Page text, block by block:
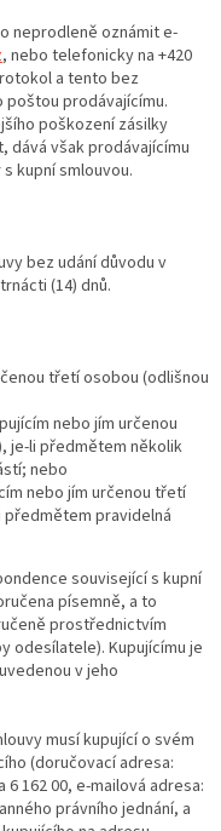
neprodleně oznámit e-
, nebo telefonicky na +420
a tento bez
poštou prodávajícímu.
poškození zásilky
dává však prodávajícímu
kupní smlouvou.
bez udání důvodu v
(14) dnů.
třetí osobou (odlišnou
nebo jím určenou
je-li předmětem několik
nebo
nebo jím určenou třetí
pravidelná
související s kupní
písemně, a to
prostřednictvím
odesílatele). Kupujícímu je
v jeho
musí kupující o svém
(doručovací adresa:
6 162 00, e-mailová adresa:
právního jednání, a